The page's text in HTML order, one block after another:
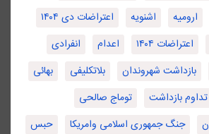
ارومیه اشنویه
اعتراضات دی ۱۴۰۴
اعتراضات ۱۴۰۴ اعدام
انفرادی
بازداشت شهروندان بلاتکلیفی
بهائی
تداوم بازداشت
توماج صالحی
جنگ جمهوری اسلامی وامریکا
حبس